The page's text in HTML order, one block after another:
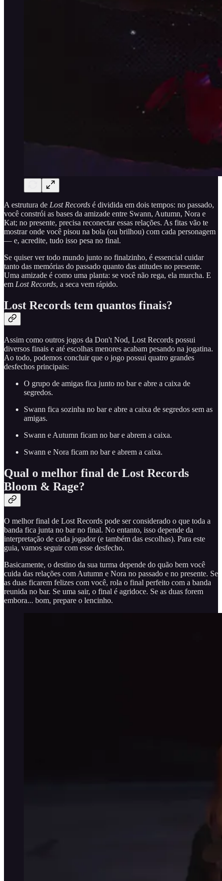
A estrutura de Lost Records é dividida em dois tempos: no passado,
você constrói as bases da amizade entre Swann, Autumn, Nora e
Kat; no presente, precisa reconectar essas relações. As fitas vão te
mostrar onde você pisou na bola (ou brilhou) com cada personagem
— e, acredite, tudo isso pesa no final.
Se quiser ver todo mundo junto no finalzinho, é essencial cuidar
tanto das memórias do passado quanto das atitudes no presente.
Uma amizade é como uma planta: se você não rega, ela murcha. E
em Lost Records, a seca vem rápido.
Lost Records tem quantos finais?
Assim como outros jogos da Don't Nod, Lost Records possui
diversos finais e até escolhas menores acabam pesando na jogatina.
Ao todo, podemos concluir que o jogo possui quatro grandes
desfechos principais:
O grupo de amigas fica junto no bar e abre a caixa de
segredos.
Swann fica sozinha no bar e abre a caixa de segredos sem as
amigas.
Swann e Autumn ficam no bar e abrem a caixa.
Swann e Nora ficam no bar e abrem a caixa.
Qual o melhor final de Lost Records
Bloom & Rage?
O melhor final de Lost Records pode ser considerado o que toda a
banda fica junta no bar no final. No entanto, isso depende da
interpretação de cada jogador (e também das escolhas). Para este
guia, vamos seguir com esse desfecho.
Basicamente, o destino da sua turma depende do quão bem você
cuida das relações com Autumn e Nora no passado e no presente. Se
as duas ficarem felizes com você, rola o final perfeito com a banda
reunida no bar. Se uma sair, o final é agridoce. Se as duas forem
embora... bom, prepare o lencinho.